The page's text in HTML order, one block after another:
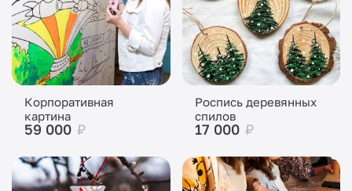
Корпоративная
картина
59 000 ₽
Роспись деревянных
спилов
17 000 ₽